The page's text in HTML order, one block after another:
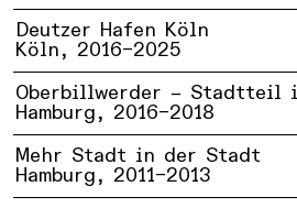
Deutzer Hafen Köln
Köln, 2016–2025
Oberbillwerder – Stadtteil
Hamburg, 2016–2018
Mehr Stadt in der Stadt
Hamburg, 2011–2013